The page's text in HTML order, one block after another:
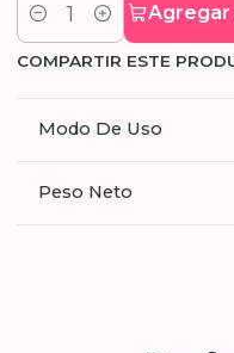
Cantidad
Agregar
COMPARTIR ESTE
Modo De Uso
Peso Neto